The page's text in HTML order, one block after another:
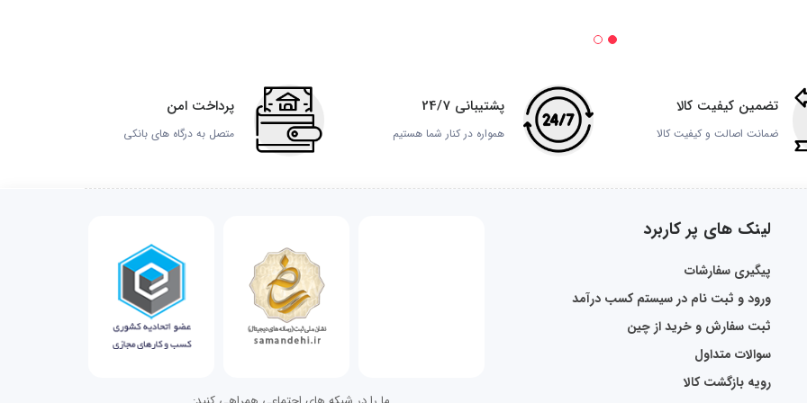
تضمین کیفیت کالا
ضمانت اصالت و کیفیت کالا
پشتیبانی 24/7
همواره در کنار شما هستیم
پرداخت امن
متصل به درگاه های بانکی
لینک های پر کاربرد
پیگیری سفارشات
ورود و ثبت نام در سیستم کسب درآمد
ثبت سفارش و خرید از چین
سوالات متداول
رویه بازگشت کالا